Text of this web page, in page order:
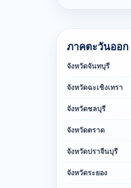
ภาคตะวันออก
จังหวัดจันทบุรี
จังหวัดฉะเชิงเทรา
จังหวัดชลบุรี
จังหวัดตราด
จังหวัดปราจีนบุรี
จังหวัดระยอง